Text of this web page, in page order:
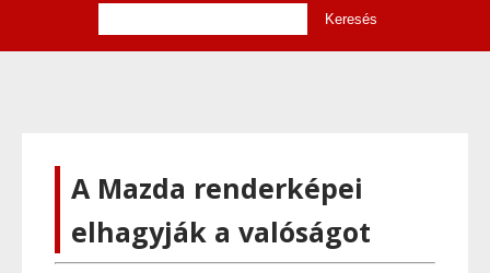
A Mazda renderképei
elhagyják a valóságot